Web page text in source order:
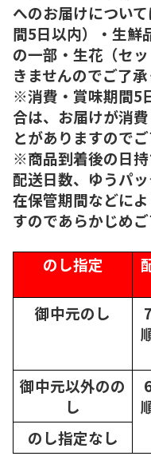
へのお届けについ
間5日以内）・生鮮
の一部・生花（セ
きませんのでご了承
※消費・賞味期間5
合は、お届けが消
とがありますのでご
※商品到着後の日
配送日数、ゆうパ
在保管期間などに
すのであらかじめご
のし指定
御中元のし
御中元以外のの
し
のし指定なし